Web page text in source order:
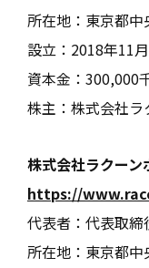
所在地：東京都
設立：2018年11月
資本金：300,000
株主：株式会社ラ
株式会社ラクーン
https://
代表者：代表取
所在地：東京都